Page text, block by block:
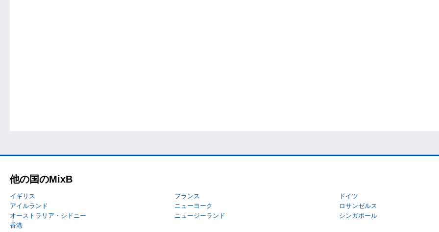
他の国のMixB
イギリス フランス ドイツ
アイルランド
ニューヨーク ロサンゼルス
オーストラリア・シドニー
ニュージーランド シンガポール
香港